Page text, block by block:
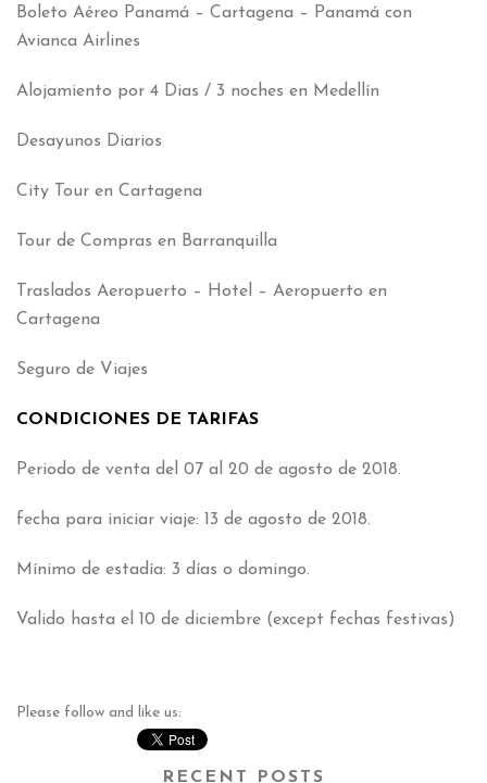
Boleto Aéreo Panamá – Cartagena – Panamá con
Avianca Airlines
Alojamiento por 4 Dias / 3 noches en Medellín
Desayunos Diarios
City Tour en Cartagena
Tour de Compras en Barranquilla
Traslados Aeropuerto – Hotel – Aeropuerto en
Cartagena
Seguro de Viajes
CONDICIONES DE TARIFAS
Periodo de venta del 07 al 20 de agosto de 2018.
fecha para iniciar viaje: 13 de agosto de 2018.
Mínimo de estadía: 3 días o domingo.
Valido hasta el 10 de diciembre (except fechas festivas)
Please follow and like us:
RECENT POSTS